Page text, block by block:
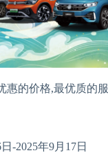
的价格,最优质的服
2025年9月17日